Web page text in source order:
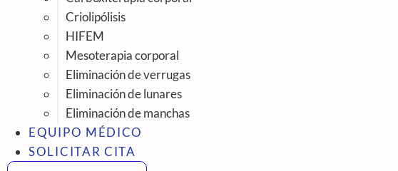
Criolipólisis
HIFEM
Mesoterapia corporal
Eliminación de verrugas
Eliminación de lunares
Eliminación de manchas
EQUIPO MÉDICO
SOLICITAR CITA